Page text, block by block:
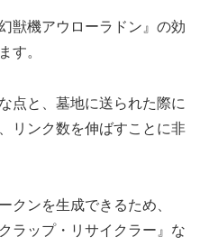
獣機アウローラドン』の効
す。
点と、墓地に送られた際に
リンク数を伸ばすことに非
クンを生成できるため、
ラップ・リサイクラー』な